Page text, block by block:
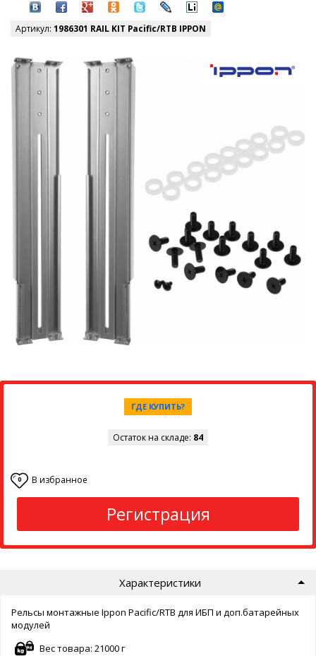
Артикул: 1986301 RAIL KIT Pacific/RTB IPPON
ГДЕ КУПИТЬ?
Остаток на складе: 84
0 В избранное
Регистрация
Характеристики
Рельсы монтажные Ippon Pacific/RTB для ИБП и доп.батарейных
модулей
Вес товара: 21000 г